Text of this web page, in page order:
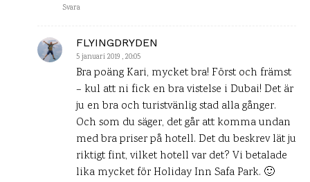
Svara
FLYINGDRYDEN
5 januari 2019 , 20:05
Bra poäng Kari, mycket bra! Först och främst
– kul att ni fick en bra vistelse i Dubai! Det är
ju en bra och turistvänlig stad alla gånger.
Och som du säger, det går att komma undan
med bra priser på hotell. Det du beskrev lät ju
riktigt fint, vilket hotell var det? Vi betalade
lika mycket för Holiday Inn Safa Park. 🙂